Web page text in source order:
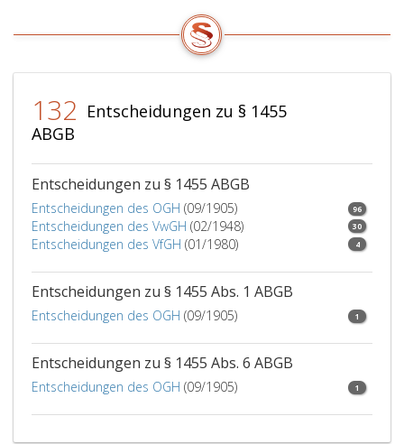
132 Entscheidungen zu § 1455
ABGB
Entscheidungen zu § 1455 ABGB
Entscheidungen des OGH (09/1905) 96
Entscheidungen des VwGH (02/1948) 30
Entscheidungen des VfGH (01/1980) 4
Entscheidungen zu § 1455 Abs. 1 ABGB
Entscheidungen des OGH (09/1905) 1
Entscheidungen zu § 1455 Abs. 6 ABGB
Entscheidungen des OGH (09/1905) 1